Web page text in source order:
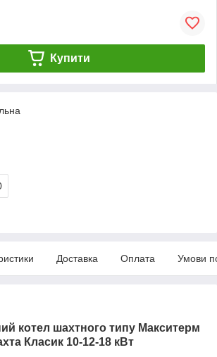
Купити
Доставка Оплата Умови
котел шахтного типу Макситерм
Класик 10-12-18 кВт